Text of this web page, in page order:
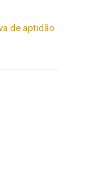
de aptidão